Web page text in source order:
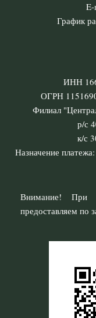
График
ИНН
ОГРН
Филиал
р/с
к/с
Назначение
Внимание! При
предоставляем по